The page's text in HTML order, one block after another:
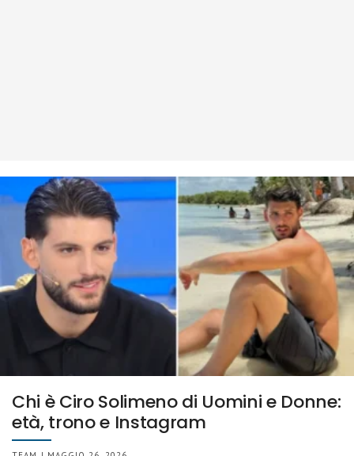
Chi è Ciro Solimeno di Uomini e Donne:
età, trono e Instagram